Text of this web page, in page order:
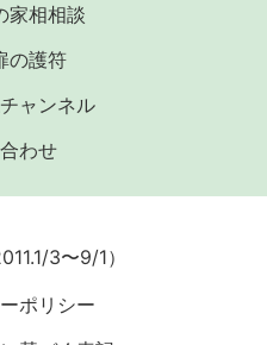
家相相談
の護符
ャンネル
わせ
3〜9/1）
ポリシー